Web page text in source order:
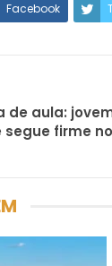
Facebook
de aula:
firme